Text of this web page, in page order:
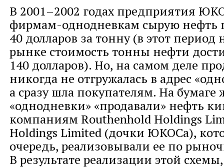
В 2001–2002 годах предприятия
фирмам-однодневкам сырую нефть
40 долларов за тонну (в этот
рынке стоимость тонны нефти
140 долларов). Но, на самом деле
никогда не отгружалась в адрес
а сразу шла покупателям. На бумаге
«однодневки» «продавали» нефть
компаниям Routhenhold Holdings
Holdings Limited (дочки ЮКОСа),
очередь, реализовывали ее по
В результате реализации этой